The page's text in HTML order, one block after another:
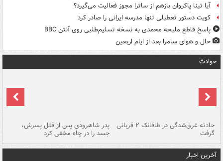
آیا تینا پاکروان بازهم از ساترا مجوز فعالیت می‌گیرد؟
کویت دستور تعطیلی تنها مدرسه ایرانی را صادر کرد
پاسخ قاطع ملیحه محمدی به نسخه تسلیم‌طلبی روی آنتن BBC
حال و هوای سامرا بعد از ایام اربعین
حوادث
حادثه غرق‌شدگی در طاقانک ۲ قربانی
گرفت
پدر شاهرودی پس از قتل پسرش،
جسد را در چاه مخفی کرد
آخرین اخبار